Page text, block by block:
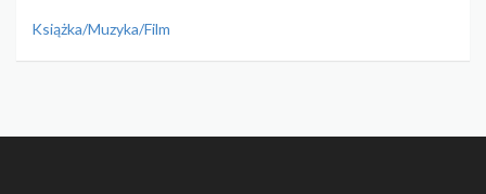
Książka/Muzyka/Film